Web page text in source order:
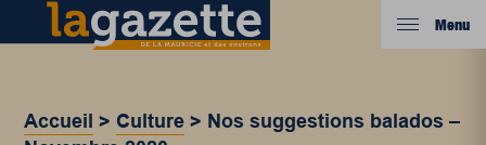
Menu
Accueil > Culture > Nos suggestions balados –